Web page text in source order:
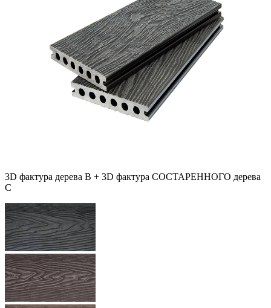
3D фактура дерева B + 3D фактура СОСТАРЕННОГО дерева
С